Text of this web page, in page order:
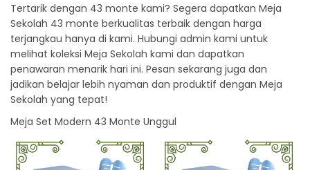
Tertarik dengan 43 monte kami? Segera dapatkan Meja
Sekolah 43 monte berkualitas terbaik dengan harga
terjangkau hanya di kami. Hubungi admin kami untuk
melihat koleksi Meja Sekolah kami dan dapatkan
penawaran menarik hari ini. Pesan sekarang juga dan
jadikan belajar lebih nyaman dan produktif dengan Meja
Sekolah yang tepat!
Meja Set Modern 43 Monte Unggul